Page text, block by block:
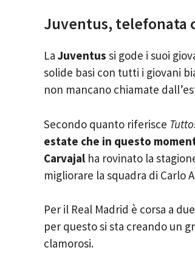
Juventus, telefonata
La Juventus si gode i suoi
solide basi con tutti i giovani
non mancano chiamate
Secondo quanto riferisce
estate che in questo
Carvajal ha rovinato la
migliorare la squadra di Carlo
Per il Real Madrid è corsa a
per questo si sta creando un
clamorosi.